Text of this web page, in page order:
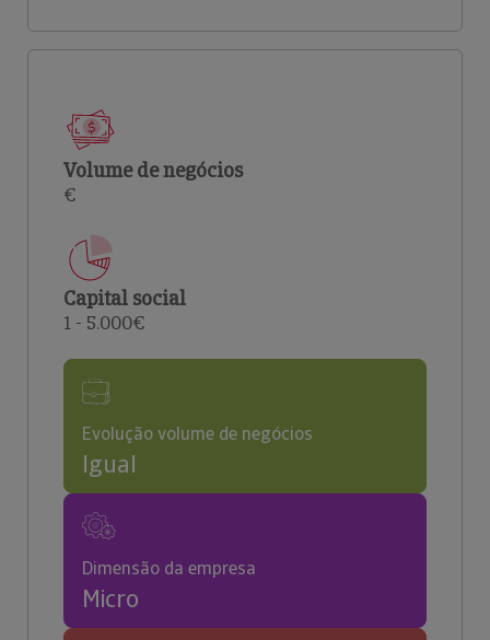
Volume de negócios
€
Capital social
1 - 5.000€
Evolução volume de negócios
Igual
Dimensão da empresa
Micro